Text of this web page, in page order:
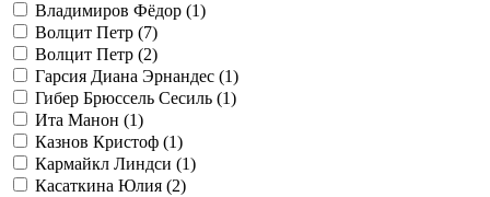
Владимиров Фёдор (1)
Волцит Петр (7)
Волцит Петр (2)
Гарсия Диана Эрнандес (1)
Гибер Брюссель Сесиль (1)
Ита Манон (1)
Казнов Кристоф (1)
Кармайкл Линдси (1)
Касаткина Юлия (2)